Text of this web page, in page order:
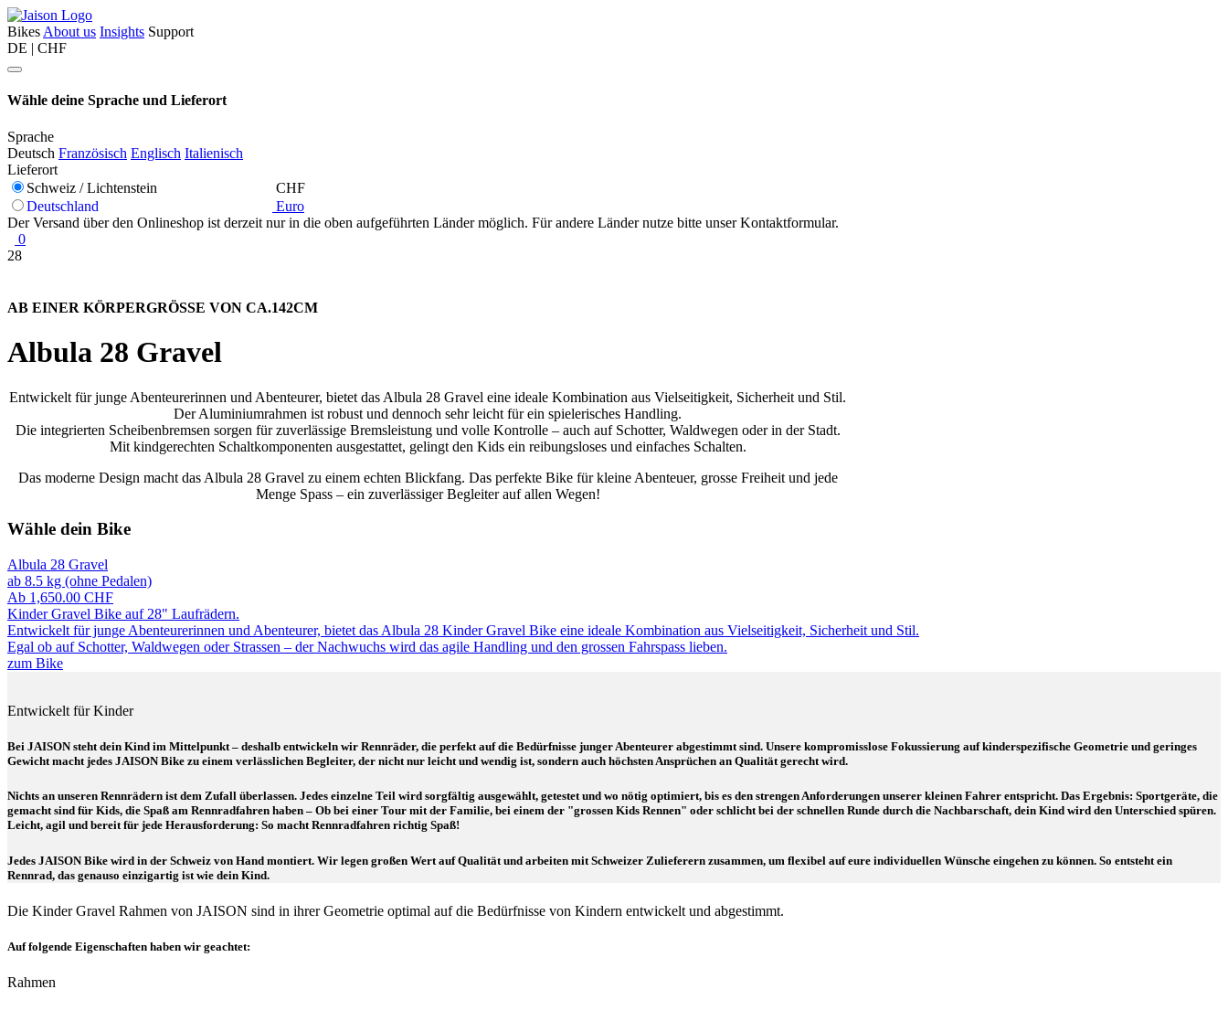
Bikes About us Insights Support
DE | CHF
Wähle deine Sprache und Lieferort
Sprache
Deutsch Französisch Englisch Italienisch
Lieferort
Schweiz / Lichtenstein
CHF
Deutschland
Euro
Der Versand über den Onlineshop ist derzeit nur in die oben aufgeführten Länder möglich. Für andere Länder nutze bitte unser Kontaktformular.
0
28
AB EINER KÖRPERGRÖSSE VON CA.142CM
Albula 28 Gravel
Entwickelt für junge Abenteurerinnen und Abenteurer, bietet das Albula 28 Gravel eine ideale Kombination aus Vielseitigkeit, Sicherheit und Stil.
Der Aluminiumrahmen ist robust und dennoch sehr leicht für ein spielerisches Handling.
Die integrierten Scheibenbremsen sorgen für zuverlässige Bremsleistung und volle Kontrolle – auch auf Schotter, Waldwegen oder in der Stadt.
Mit kindgerechten Schaltkomponenten ausgestattet, gelingt den Kids ein reibungsloses und einfaches Schalten.
Das moderne Design macht das Albula 28 Gravel zu einem echten Blickfang. Das perfekte Bike für kleine Abenteuer, grosse Freiheit und jede
Menge Spass – ein zuverlässiger Begleiter auf allen Wegen!
Wähle dein Bike
Albula 28 Gravel
ab 8.5 kg (ohne Pedalen)
Ab 1,650.00 CHF
Kinder Gravel Bike auf 28" Laufrädern.
Entwickelt für junge Abenteurerinnen und Abenteurer, bietet das Albula 28 Kinder Gravel Bike eine ideale Kombination aus Vielseitigkeit, Sicherheit und Stil.
Egal ob auf Schotter, Waldwegen oder Strassen – der Nachwuchs wird das agile Handling und den grossen Fahrspass lieben.
zum Bike
Entwickelt für Kinder
Bei JAISON steht dein Kind im Mittelpunkt – deshalb entwickeln wir Rennräder, die perfekt auf die Bedürfnisse junger Abenteurer abgestimmt sind. Unsere kompromisslose Fokussierung auf kinderspezifische Geometrie und geringes
Gewicht macht jedes JAISON Bike zu einem verlässlichen Begleiter, der nicht nur leicht und wendig ist, sondern auch höchsten Ansprüchen an Qualität gerecht wird.
Nichts an unseren Rennrädern ist dem Zufall überlassen. Jedes einzelne Teil wird sorgfältig ausgewählt, getestet und wo nötig optimiert, bis es den strengen Anforderungen unserer kleinen Fahrer entspricht. Das Ergebnis: Sportgeräte, die
gemacht sind für Kids, die Spaß am Rennradfahren haben – Ob bei einer Tour mit der Familie, bei einem der "grossen Kids Rennen" oder schlicht bei der schnellen Runde durch die Nachbarschaft, dein Kind wird den Unterschied spüren.
Leicht, agil und bereit für jede Herausforderung: So macht Rennradfahren richtig Spaß!
Jedes JAISON Bike wird in der Schweiz von Hand montiert. Wir legen großen Wert auf Qualität und arbeiten mit Schweizer Zulieferern zusammen, um flexibel auf eure individuellen Wünsche eingehen zu können. So entsteht ein
Rennrad, das genauso einzigartig ist wie dein Kind.
Die Kinder Gravel Rahmen von JAISON sind in ihrer Geometrie optimal auf die Bedürfnisse von Kindern entwickelt und abgestimmt.
Auf folgende Eigenschaften haben wir geachtet:
Rahmen